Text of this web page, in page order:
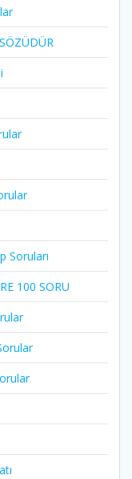
Soruları
100 SORU